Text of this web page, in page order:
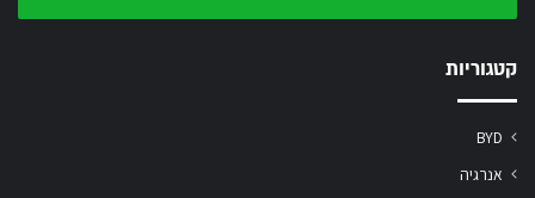
שלך
קטגוריות
BYD
אנרגיה